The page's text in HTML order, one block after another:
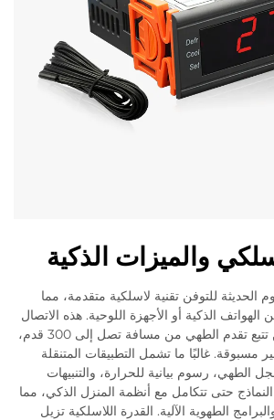
والميزات الذكية
الحديثة للتوفن تقنية لاسلكية متقدمة، مما
الذكية أو الأجهزة اللوحية. هذه الاتصال
الذكي يتيح للمستخدمين تتبع تقدم الطهي من مسافة تصل إلى 300 قدم،
مسبوقة. غالبًا ما تشمل التطبيقات المتنقلة
الطهي، رسوم بيانية للحرارة، والتنبيهات
حتى تتكامل مع أنظمة المنزل الذكي، مما
الطهوية الآلية. القدرة اللاسلكية تزيل